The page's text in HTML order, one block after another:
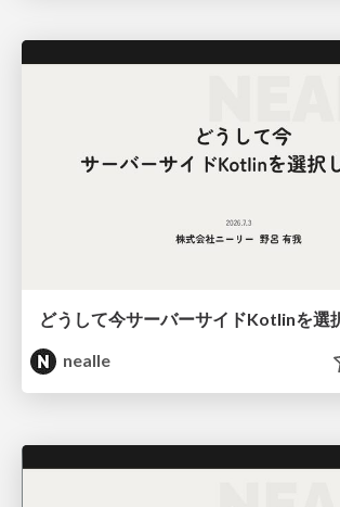
どうして今サーバーサイドKotlinを選
nealle